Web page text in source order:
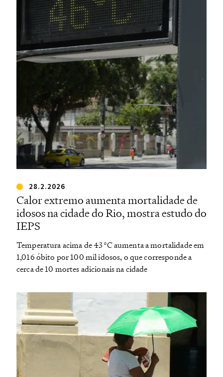
28.2.2026
Calor extremo aumenta mortalidade de
idosos na cidade do Rio, mostra estudo do
IEPS
Temperatura acima de 43 °C aumenta a mortalidade em
1,016 óbito por 100 mil idosos, o que corresponde a
cerca de 10 mortes adicionais na cidade